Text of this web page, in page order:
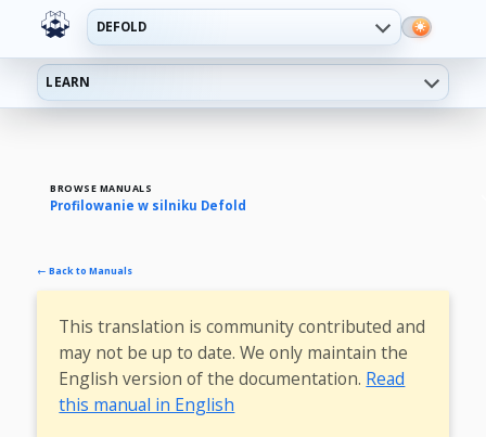
DEFOLD
LEARN
BROWSE MANUALS
Profilowanie w silniku Defold
← Back to Manuals
This translation is community contributed and
may not be up to date. We only maintain the
English version of the documentation. Read
this manual in English